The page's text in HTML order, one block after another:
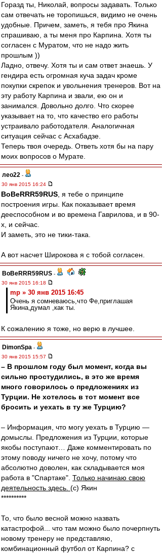
Горазд ты, Николай, вопросы задавать. Только
сам отвечать не торопишься, видимо не очень
удобные. Причем, заметь, я тебя про Якина
спрашиваю, а ты меня про Карпина. Хотя ты
согласен с Муратом, что не надо жить
прошлым ))
Ладно, отвечу. Хотя ты и сам ответ знаешь. У
гендира есть огромная куча задач кроме
покупки скрепок и увольнения тренеров. Вот на
эту работу Карпина и звали, ею он и
занимался. Довольно долго. Что скорее
указывает на то, что качество его работы
устраивало работодателя. Аналогичная
ситуация сейчас с Асхабадзе.
Теперь твоя очередь. Ответь хотя бы на пару
моих вопросов о Мурате.
лео22 -
30 янв 2015 16:24
BoBeRRR59RUS , я тебе о принципе
построения игры. Как показывает время
дееспособном и во времена Гаврилова, и в 90-
х, и сейчас.
И заметь, это не тики-така.
А вот насчет Широкова я с тобой согласен.
BoBeRRR59RUS -
30 янв 2015 16:18
mp » 30 янв 2015 16:45
Очень я сомневаюсь,что Фе,приглашая
Якина,думал ,как ты.
К сожалению я тоже, но верю в лучшее.
DimonSpa -
30 янв 2015 15:57
– В прошлом году был момент, когда вы
сильно простудились, в это же время
много говорилось о предложениях из
Турции. Не хотелось в тот момент все
бросить и уехать в ту же Турцию?
– Информация, что могу уехать в Турцию —
домыслы. Предложения из Турции, которые
якобы поступают… Даже комментировать по
этому поводу ничего не хочу, потому что
абсолютно доволен, как складывается моя
работа в "Спартаке". Только начинаю свою
деятельность здесь. (с) Якин
**********
То, что было весной можно назвать
катастрофой... что там можно было почерпнуть
новому тренеру не представляю,
комбинационный футбол от Карпина? с